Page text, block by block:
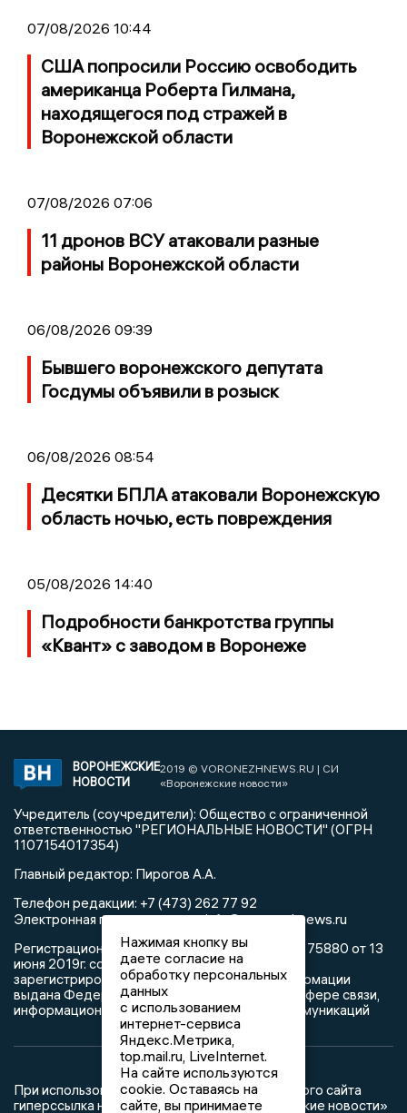
07/08/2026 10:44
США попросили Россию освободить
американца Роберта Гилмана,
находящегося под стражей в
Воронежской области
07/08/2026 07:06
11 дронов ВСУ атаковали разные
районы Воронежской области
06/08/2026 09:39
Бывшего воронежского депутата
Госдумы объявили в розыск
06/08/2026 08:54
Десятки БПЛА атаковали Воронежскую
область ночью, есть повреждения
05/08/2026 14:40
Подробности банкротства группы
«Квант» с заводом в Воронеже
ВОРОНЕЖСКИЕ
НОВОСТИ
2019 © VORONEZHNEWS.RU | СИ
«Воронежские новости»
Учредитель (соучредители): Общество с ограниченной
ответственностью "РЕГИОНАЛЬНЫЕ НОВОСТИ" (ОГРН
1107154017354)
Главный редактор: Пирогов А.А.
Телефон редакции: +7 (473) 262 77 92
Электронная почта редакции:info@voronezhnews.ru
Регистрационный номер: серия Эл № ФС 77 - 75880 от 13
июня 2019г. согласно выписке из реестра
зарегистрированных средств массовой информации
выдана Федеральной службой по надзору в сфере связи,
информационных технологий и массовых коммуникаций
При использовании любого материала с данного сайта
гиперссылка на Сетевое издание «Воронежские новости»
Нажимая кнопку вы
даете согласие на
обработку персональных
данных
с использованием
интернет-сервиса
Яндекс.Метрика,
top.mail.ru, LiveInternet.
На сайте используются
cookie. Оставаясь на
сайте, вы принимаете